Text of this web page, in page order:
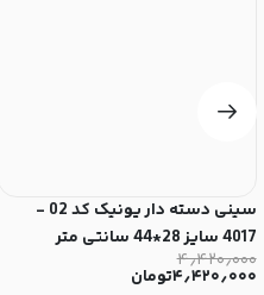
سینی دسته دار یونیک کد 02 -
4017 سایز 28*44 سانتی متر
۴٫۴۲۰٫۰۰۰
۴٫۴۲۰٫۰۰۰تومان